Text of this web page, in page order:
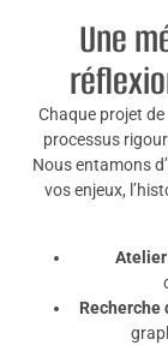
Une
Chaque projet
processus
Nous entamons
vos enjeux,